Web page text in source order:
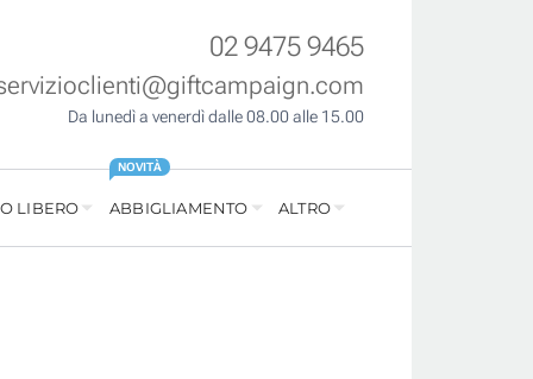
02 9475 9465
Da lunedì a venerdì dalle 08.00 alle 15.00
LIBERO ABBIGLIAMENTO
NOVITÀ
ALTRO